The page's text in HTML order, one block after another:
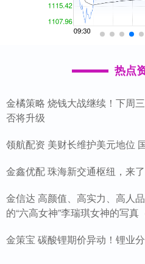
热点
金橘策略 烧钱大战继续！下周
否将升级
领航配资 美财长维护美元地位
金鑫优配 珠海新交通枢纽，来
金信达 高颜值、高实力、高人
的“六高女神”李瑞琪女神的写真
金策宝 碳酸锂期价异动！锂业